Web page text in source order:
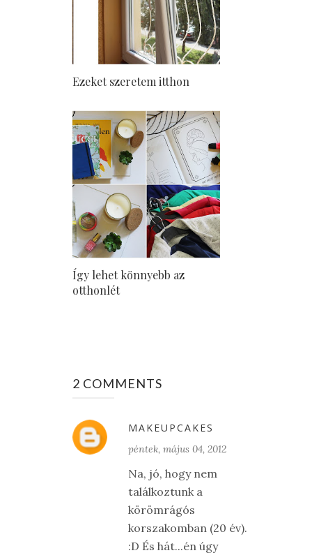
Ezeket szeretem itthon
Így lehet könnyebb az
otthonlét
2 COMMENTS
MAKEUPCAKES
péntek, május 04, 2012
Na, jó, hogy nem
találkoztunk a
körömrágós
korszakomban (20 év).
:D És hát...én úgy